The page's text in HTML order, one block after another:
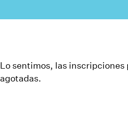
Lo sentimos, las inscripciones
agotadas.